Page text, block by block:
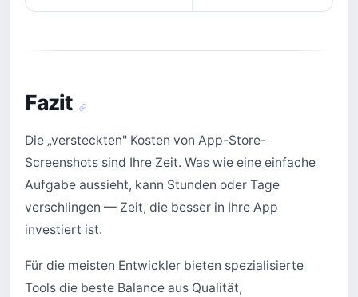
Fazit
Die „versteckten" Kosten von App-Store-
Screenshots sind Ihre Zeit. Was wie eine einfache
Aufgabe aussieht, kann Stunden oder Tage
verschlingen — Zeit, die besser in Ihre App
investiert ist.
Für die meisten Entwickler bieten spezialisierte
Tools die beste Balance aus Qualität,